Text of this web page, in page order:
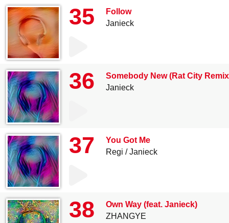
35
Follow
Janieck
36
Somebody New (Rat City
Janieck
37
You Got Me
Regi
Janieck
38
Own Way (feat. Janieck)
ZHANGYE